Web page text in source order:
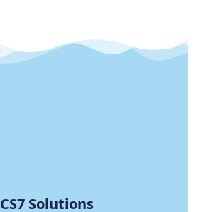
CS7 Solutions